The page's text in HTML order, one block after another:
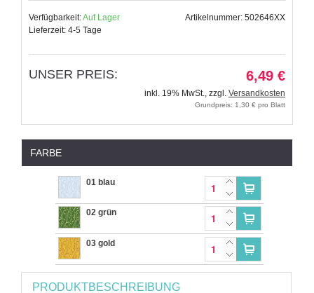
Verfügbarkeit:Auf Lager
Lieferzeit: 4-5 Tage
Artikelnummer: 502646XX
UNSER PREIS: 6,49 €
inkl. 19% MwSt., zzgl. Versandkosten
Grundpreis: 1,30 € pro Blatt
FARBE
01 blau
02 grün
03 gold
PRODUKTBESCHREIBUNG